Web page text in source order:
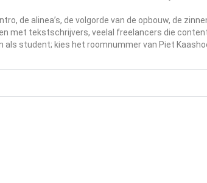
de alinea’s, de volgorde van de opbouw, de
met tekstschrijvers, veelal freelancers die
als student; kies het roomnummer van Piet